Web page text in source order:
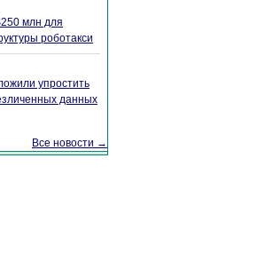
млн для
роботакси
упростить
данных
Все новости →